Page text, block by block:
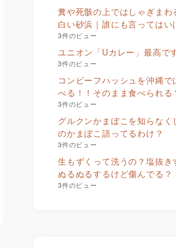
糞や死骸の上ではしゃぎまわ
白い砂浜｜誰にも言ってはい
3件のビュー
ユニオン「Uカレー」最高で
3件のビュー
コンビーフハッシュを沖縄で
べる！！そのまま食べられる
3件のビュー
グルクンかまぼこを知らなく
のかまぼこ語ってるわけ？
3件のビュー
生もずくって洗うの？塩抜き
ぬるぬるするけど傷んでる？
3件のビュー